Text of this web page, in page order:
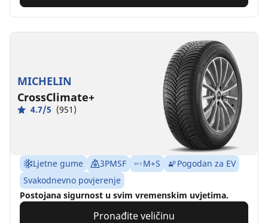
MICHELIN
CrossClimate+
4.7/5 (951)
Ljetne gume 3PMSF M+S
Pogodan za EV
Svakodnevno povjerenje
Postojana sigurnost u svim vremenskim uvjetima.
Pronađite veličinu